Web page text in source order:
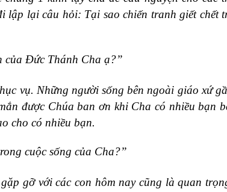
lại câu hỏi: Tại sao chiến tranh giết chết
của Đức Thánh Cha ạ?”
vụ. Những người sống bên ngoài giáo xứ
được Chúa ban ơn khi Cha có nhiều bạn
cho có nhiều bạn.
cuộc sống của Cha?”
gỡ với các con hôm nay cũng là quan